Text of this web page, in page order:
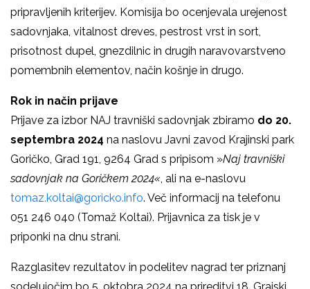
pripravljenih kriterijev. Komisija bo ocenjevala urejenost
sadovnjaka, vitalnost dreves, pestrost vrst in sort,
prisotnost dupel, gnezdilnic in drugih naravovarstveno
pomembnih elementov, način košnje in drugo.
Rok in način prijave
Prijave za izbor NAJ travniški sadovnjak zbiramo do 20.
septembra 2024 na naslovu Javni zavod Krajinski park
Goričko, Grad 191, 9264 Grad s pripisom »Naj travniški
sadovnjak na Goričkem 2024«, ali na e-naslovu
tomaz.koltai@goricko.info. Več informacij na telefonu
051 246 040 (Tomaž Koltai). Prijavnica za tisk je v
priponki na dnu strani.
Razglasitev rezultatov in podelitev nagrad ter priznanj